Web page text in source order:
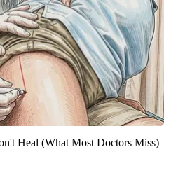
Heal (What Most Doctors Miss)